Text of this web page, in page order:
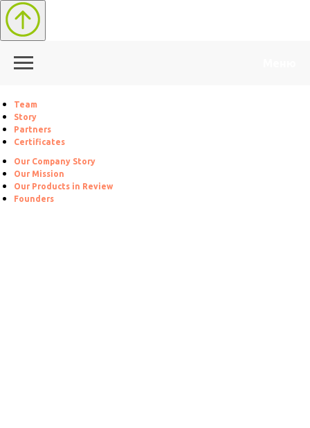
Team
Story
Partners
Certificates
Our Company Story
Our Mission
Our Products in Review
Founders